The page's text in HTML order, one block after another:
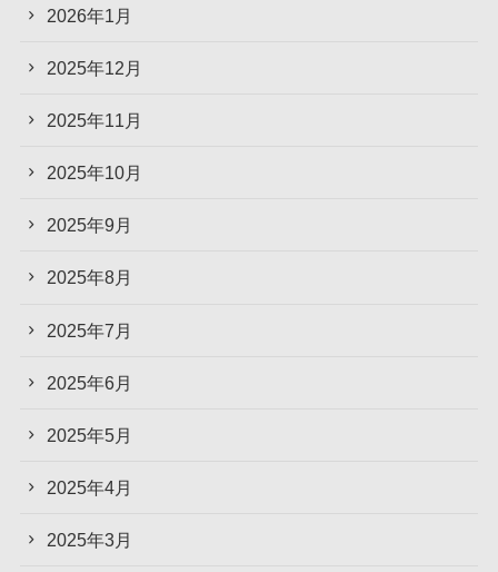
2026年1月
2025年12月
2025年11月
2025年10月
2025年9月
2025年8月
2025年7月
2025年6月
2025年5月
2025年4月
2025年3月